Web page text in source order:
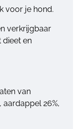
voor je hond.
verkrijgbaar
dieet en
van
26%,